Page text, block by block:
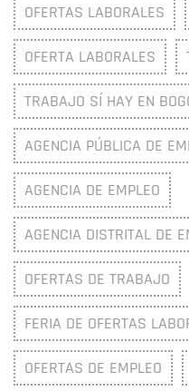
OFERTAS LABORALES
OFERTA LABORALES
TRABAJO SÍ HAY EN
AGENCIA PÚBLICA DE
AGENCIA DE EMPLEO
AGENCIA DISTRITAL DE
OFERTAS DE TRABAJO
FERIA DE OFERTAS
OFERTAS DE EMPLEO